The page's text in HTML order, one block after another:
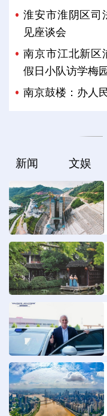
淮安市淮阴区司
见座谈会
南京市江北新区
假日小队访学梅
南京鼓楼：办人
新闻 文娱